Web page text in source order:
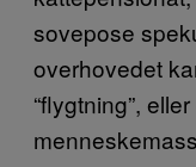
sovepose
overhovedet
“flygtning”,